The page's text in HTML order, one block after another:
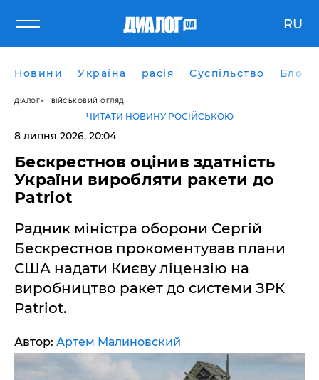
RU
Новини Україна расія Суспільство Блоги
ДІАЛОГ ВІЙСЬКОВИЙ ОГЛЯД
ЧИТАТИ НОВИНУ РОСІЙСЬКОЮ
8 липня 2026, 20:04
​Бескрестнов оцінив здатність
України виробляти ракети до
Patriot
Радник міністра оборони Сергій
Бескрестнов прокоментував плани
США надати Києву ліцензію на
виробництво ракет до системи ЗРК
Patriot.
Автор: Артем Малиновский